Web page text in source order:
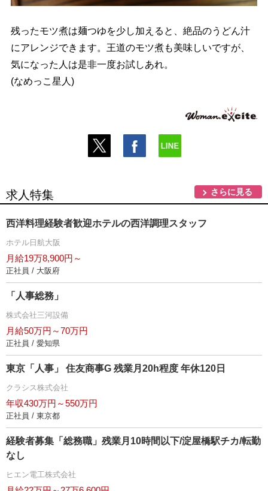
残ったモツ煮は麺つゆを少し加えると、絶品のうどん汁
にアレンジできます。王道のモツ煮も美味しいですが、
気になった人は是非一度お試しあれ。
(なめっこ星人)
求人特集 さらに見る
西洋料理経験者歓迎ホテルの西洋調理スタッフ
ホテル日航大阪
月給19万8,900円～
正社員 / 大阪府
「人事総務」
株式会社三河設備
月給50万円～70万円
正社員 / 愛知県
東京「人事」 住友商事G 残業月20h程度 年休120日
クラシス株式会社
年収430万円～550万円
正社員 / 東京都
経験者募集「総務職」残業月10時間以下/淀屋橋駅チカ/転勤
なし
ヒエン電工株式会社